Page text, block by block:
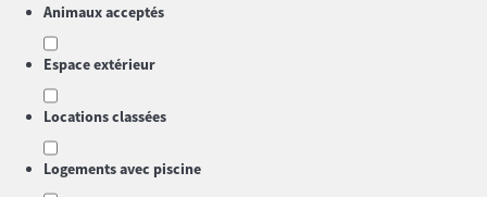
Animaux acceptés
Espace extérieur
Locations classées
Logements avec piscine